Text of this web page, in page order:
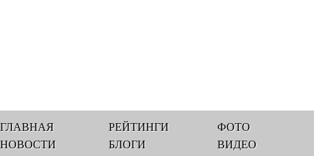
ГЛАВНАЯ
НОВОСТИ
РЕЙТИНГИ
БЛОГИ
ФОТО
ВИДЕО